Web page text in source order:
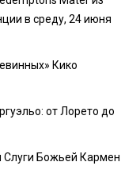
в среду, 24 июня
Кико
от Лорето до
Слуги Божьей Кармен